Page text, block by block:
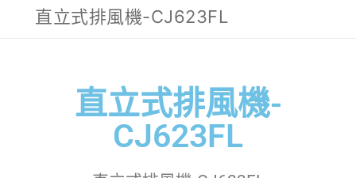
直立式排風機-CJ623FL
直立式排風機-
CJ623FL